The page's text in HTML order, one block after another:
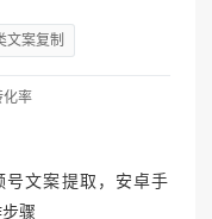
文案复制
化率